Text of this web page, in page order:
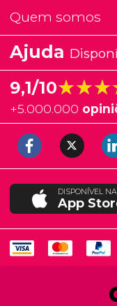
Quem somos
Ajuda
9,1/10
+5.000.000
DISPONÍVEL NA
App